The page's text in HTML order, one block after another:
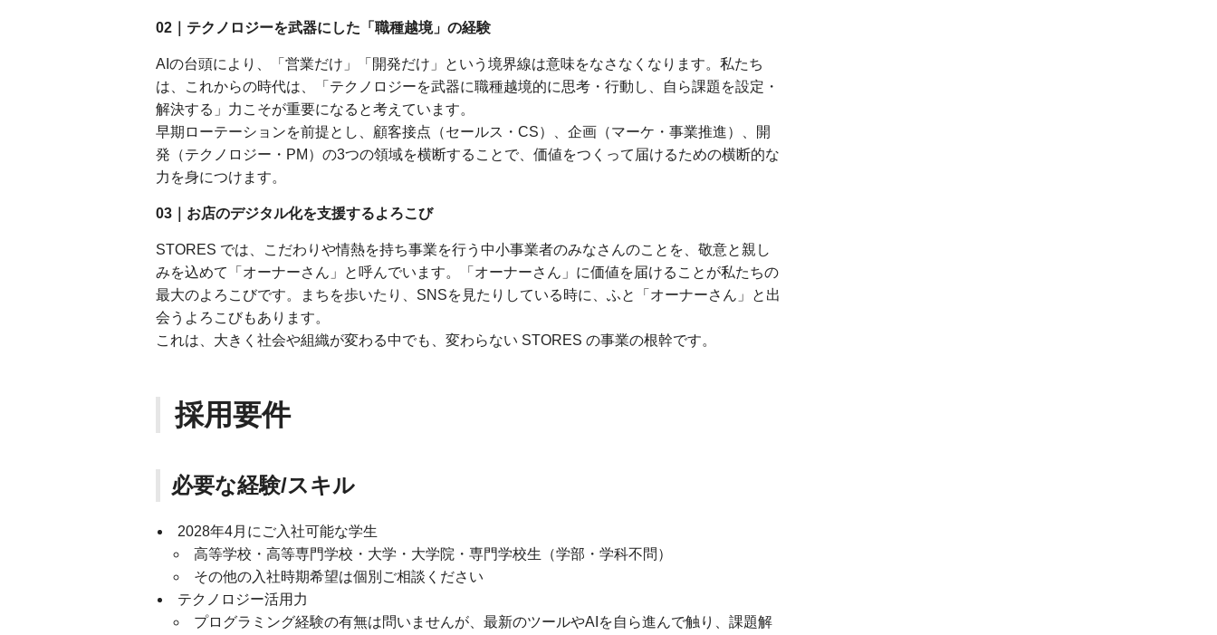
02｜テクノロジーを武器にした「職種越境」の経験
AIの台頭により、「営業だけ」「開発だけ」という境界線は意味をなさなくなります。私たち
は、これからの時代は、「テクノロジーを武器に職種越境的に思考・行動し、自ら課題を設定・
解決する」力こそが重要になると考えています。
早期ローテーションを前提とし、顧客接点（セールス・CS）、企画（マーケ・事業推進）、開
発（テクノロジー・PM）の3つの領域を横断することで、価値をつくって届けるための横断的な
力を身につけます。
03｜お店のデジタル化を支援するよろこび
STORES では、こだわりや情熱を持ち事業を行う中小事業者のみなさんのことを、敬意と親し
みを込めて「オーナーさん」と呼んでいます。「オーナーさん」に価値を届けることが私たちの
最大のよろこびです。まちを歩いたり、SNSを見たりしている時に、ふと「オーナーさん」と出
会うよろこびもあります。
これは、大きく社会や組織が変わる中でも、変わらない STORES の事業の根幹です。
採用要件
必要な経験/スキル
2028年4月にご入社可能な学生
高等学校・高等専門学校・大学・大学院・専門学校生（学部・学科不問）
その他の入社時期希望は個別ご相談ください
テクノロジー活用力
プログラミング経験の有無は問いませんが、最新のツールやAIを自ら進んで触り、課題解